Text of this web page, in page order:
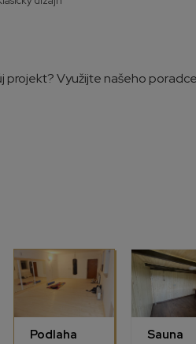
projekt? Využijte našeho
Podlaha Sauna